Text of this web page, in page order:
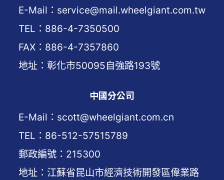
E-Mail：service@mail.wheelgiant.com.tw
TEL：886-4-7350500
FAX：886-4-7357860
地址：彰化市50095自強路193號
中國分公司
E-Mail：scott@wheelgiant.com.cn
TEL：86-512-57515789
郵政編號：215300
地址：江蘇省昆山市經濟技術開發區偉業路